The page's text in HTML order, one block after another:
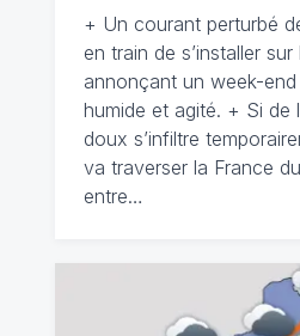
+ Un courant perturbé
en train de s’installer sur
annonçant un week-
humide et agité. + Si de
doux s’infiltre
va traverser la France
entre…